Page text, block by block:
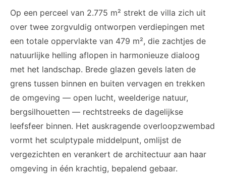
Op een perceel van 2.775 m² strekt de villa zich uit
over twee zorgvuldig ontworpen verdiepingen met
een totale oppervlakte van 479 m², die zachtjes de
natuurlijke helling aflopen in harmonieuze dialoog
met het landschap. Brede glazen gevels laten de
grens tussen binnen en buiten vervagen en trekken
de omgeving — open lucht, weelderige natuur,
bergsilhouetten — rechtstreeks de dagelijkse
leefsfeer binnen. Het auskragende overloopzwembad
vormt het sculptурale middelpunt, omlijst de
vergezichten en verankert de architectuur aan haar
omgeving in één krachtig, bepalend gebaar.